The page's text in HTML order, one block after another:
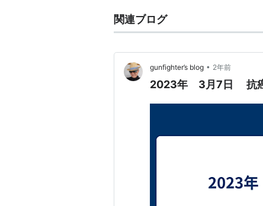
関連ブログ
gunfighter’s blog • 2年前
2023年 3月7日 抗